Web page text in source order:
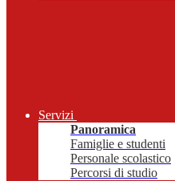
Servizi
Panoramica
Famiglie e studenti
Personale scolastico
Percorsi di studio